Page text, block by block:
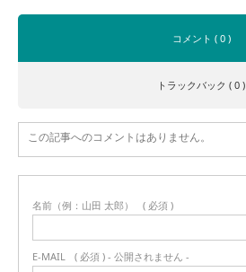
コメント ( 0 )
トラックバック ( 0 )
この記事へのコメントはありません。
名前（例：山田 太郎） ( 必須 )
E-MAIL ( 必須 ) - 公開されません -